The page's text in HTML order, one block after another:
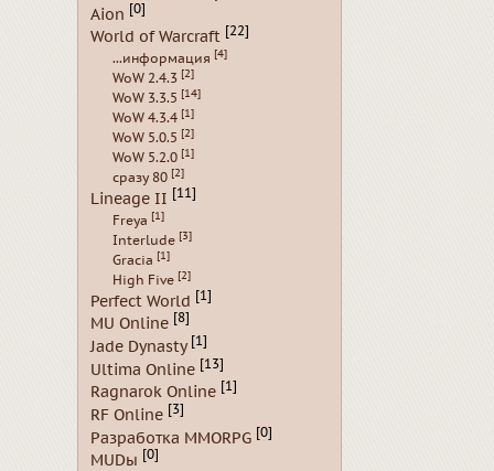
Aion [0]
World of Warcraft [22]
...информация [4]
WoW 2.4.3 [2]
WoW 3.3.5 [14]
WoW 4.3.4 [1]
WoW 5.0.5 [2]
WoW 5.2.0 [1]
сразу 80 [2]
Lineage II [11]
Freya [1]
Interlude [3]
Gracia [1]
High Five [2]
Perfect World [1]
MU Online [8]
Jade Dynasty [1]
Ultima Online [13]
Ragnarok Online [1]
RF Online [3]
Разработка MMORPG [0]
MUDы [0]